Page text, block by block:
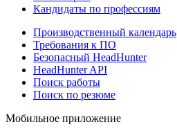
Кандидаты по профессиям
Производственный календарь
Требования к ПО
Безопасный HeadHunter
HeadHunter API
Поиск работы
Поиск по резюме
Мобильное приложение